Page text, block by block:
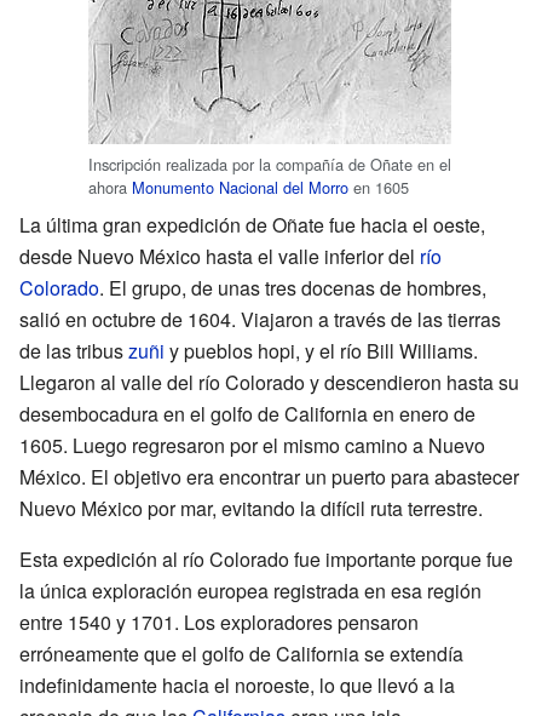
Inscripción realizada por la compañía de Oñate en el
ahora Monumento Nacional del Morro en 1605
La última gran expedición de Oñate fue hacia el oeste,
desde Nuevo México hasta el valle inferior del río
Colorado. El grupo, de unas tres docenas de hombres,
salió en octubre de 1604. Viajaron a través de las tierras
de las tribuszuñi y pueblos hopi, y el río Bill Williams.
Llegaron al valle del río Colorado y descendieron hasta su
desembocadura en el golfo de California en enero de
1605. Luego regresaron por el mismo camino a Nuevo
México. El objetivo era encontrar un puerto para abastecer
Nuevo México por mar, evitando la difícil ruta terrestre.
Esta expedición al río Colorado fue importante porque fue
la única exploración europea registrada en esa región
entre 1540 y 1701. Los exploradores pensaron
erróneamente que el golfo de California se extendía
indefinidamente hacia el noroeste, lo que llevó a la